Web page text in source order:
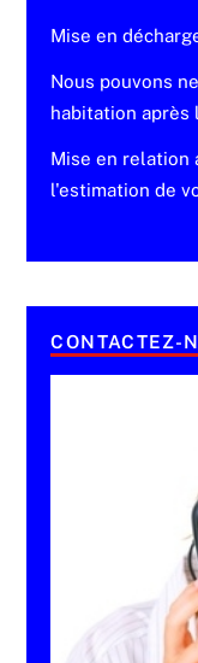
Mise en
Nous pouvons
habitation après
Mise en relation
l'estimation de
CONTACTEZ-